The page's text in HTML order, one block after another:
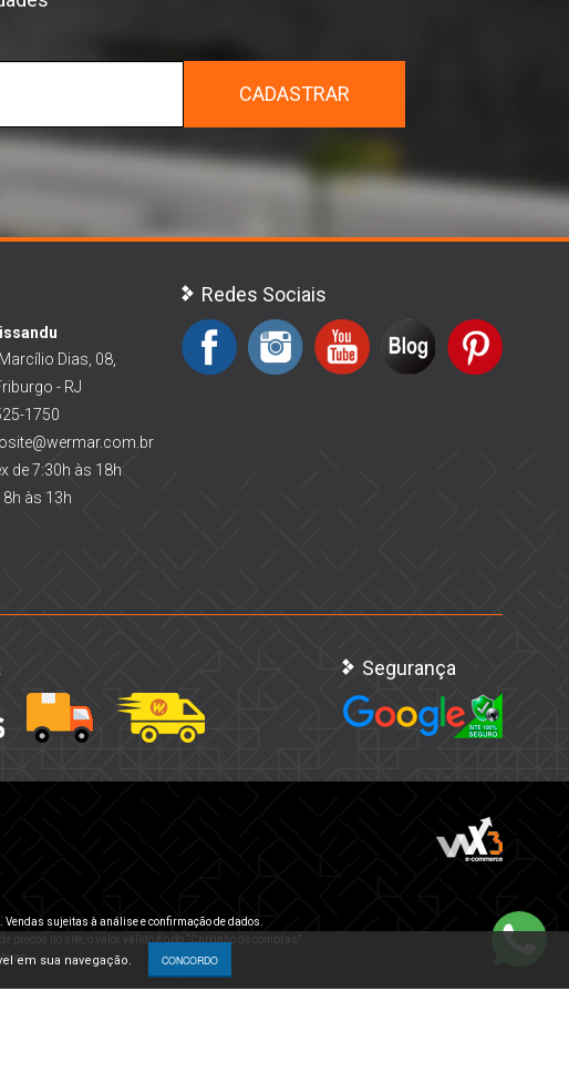
em sua navegação. CONCORDO
CADASTRAR
Dias, 08,
- RJ
1750
de 7:30h às 18h
8h às 13h
Redes Sociais
Segurança
sujeitas à análise e confirmação de dados.
preços no site, o valor válido é o do “Carrinho de compras”.